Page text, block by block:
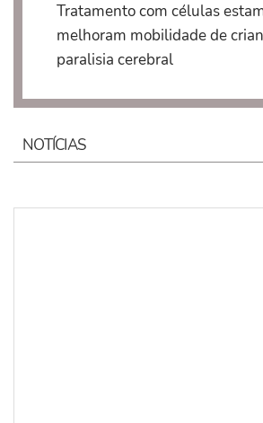
Tratamento com células
melhoram mobilidade de
paralisia cerebral
NOTÍCIAS